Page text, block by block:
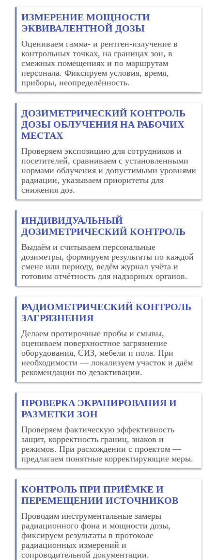
ИЗМЕРЕНИЕ МОЩНОСТИ
ЭКВИВАЛЕНТНОЙ ДОЗЫ
Оцениваем гамма‑ и рентген‑излучение в
контрольных точках, на границах зон, в
смежных помещениях и по маршрутам
персонала. Фиксируем условия, время,
приборы, неопределённость.
ДОЗИМЕТРИЧЕСКИЙ КОНТРОЛЬ
ДОЗЫ ОБЛУЧЕНИЯ НА РАБОЧИХ
МЕСТАХ
Проверяем экспозицию для сотрудников и
посетителей, сравниваем с установленными
нормами облучения и допустимыми уровнями
радиации, указываем приоритеты для
снижения доз.
ИНДИВИДУАЛЬНЫЙ
ДОЗИМЕТРИЧЕСКИЙ КОНТРОЛЬ
Выдаём и считываем персональные
дозиметры, формируем результаты по каждой
смене или периоду, ведём журнал учёта и
готовим отчётность для надзорных органов.
РАДИОМЕТРИЧЕСКИЙ КОНТРОЛЬ
ЗАГРЯЗНЕНИЯ
Делаем протирочные пробы и смывы,
оцениваем поверхностное загрязнение
оборудования, СИЗ, мебели и пола. При
необходимости — локализуем участок и даём
рекомендации по дезактивации.
ПРОВЕРКА ЭКРАНИРОВАНИЯ И
РАЗМЕТКИ ЗОН
Проверяем фактическую эффективность
защит, корректность границ, знаков и
режимов. При расхождении с проектом —
предлагаем понятные корректирующие меры.
КОНТРОЛЬ ПРИ ПРИЁМКЕ И
ПЕРЕМЕЩЕНИИ ИСТОЧНИКОВ
Проводим инструментальные замеры
радиационного фона и мощности дозы,
фиксируем результаты в протоколе
радиационных измерений и
сопроводительной документации.